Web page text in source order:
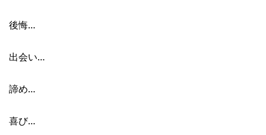
後悔…
出会い…
諦め…
喜び…